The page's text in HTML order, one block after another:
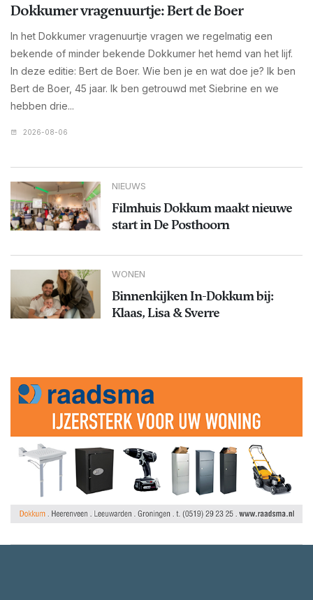
Dokkumer vragenuurtje: Bert de Boer
In het Dokkumer vragenuurtje vragen we regelmatig een
bekende of minder bekende Dokkumer het hemd van het lijf.
In deze editie: Bert de Boer. Wie ben je en wat doe je? Ik ben
Bert de Boer, 45 jaar. Ik ben getrouwd met Siebrine en we
hebben drie...
2026-08-06
NIEUWS
Filmhuis Dokkum maakt nieuwe
start in De Posthoorn
WONEN
Binnenkijken In-Dokkum bij:
Klaas, Lisa & Sverre